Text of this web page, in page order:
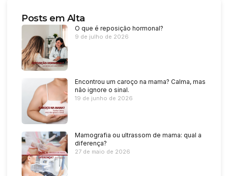
Posts em Alta
O que é reposição hormonal?
9 de julho de 2026
Encontrou um caroço na mama? Calma, mas
não ignore o sinal.
19 de junho de 2026
Mamografia ou ultrassom de mama: qual a
diferença?
27 de maio de 2026